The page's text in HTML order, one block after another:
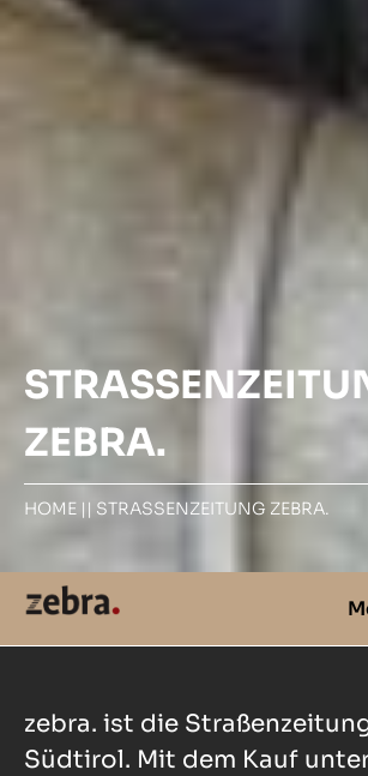
EBRA.
HOME || STRASSENZEITUNG ZEBRA.
zebra. ist die
Südtirol. Mit dem Kauf